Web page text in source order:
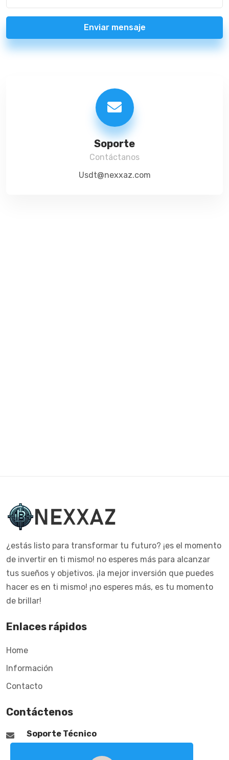
Enviar mensaje
Soporte
Contáctanos
Usdt@nexxaz.com
¿estás listo para transformar tu futuro? ¡es el momento
de invertir en ti mismo! no esperes más para alcanzar
tus sueños y objetivos. ¡la mejor inversión que puedes
hacer es en ti mismo! ¡no esperes más, es tu momento
de brillar!
Enlaces rápidos
Home
Información
Contacto
Contáctenos
Soporte Técnico
Usdt@nexxaz.com